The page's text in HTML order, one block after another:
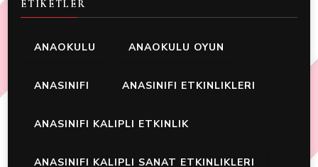
ETIKETLER
ANAOKULU ANAOKULU OYUN
ANASINIFI ANASINIFI ETKINLIKLERI
ANASINIFI KALIPLI ETKINLIK
ANASINIFI KALIPLI SANAT ETKINLIKLERI